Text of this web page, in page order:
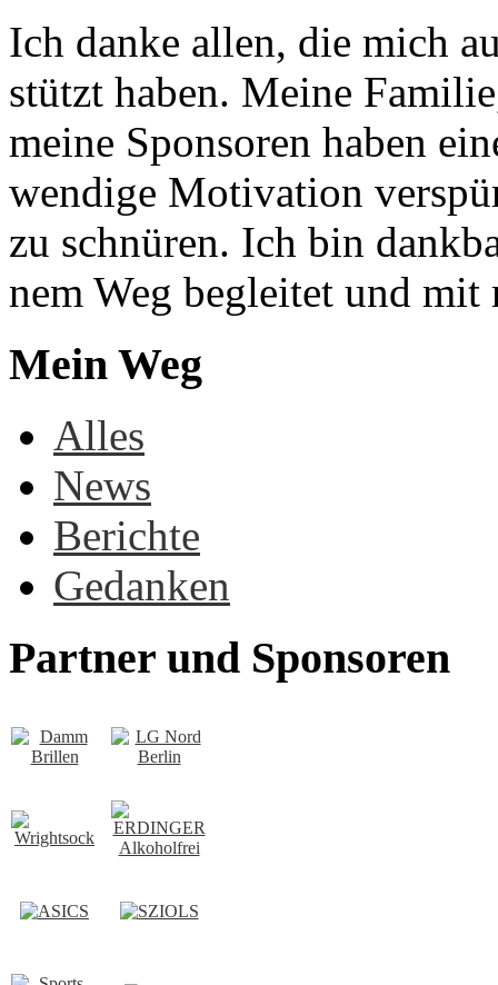
Ich dan­ke al­len, die mich
stützt ha­ben. Mei­ne
mei­ne Spon­so­ren ha­ben
wen­di­ge Mo­ti­va­ti­on
zu schnü­ren. Ich bin
nem Weg be­glei­tet und
Mein Weg
Al­les
News
Be­rich­te
Ge­dan­ken
Partner und Sponsoren